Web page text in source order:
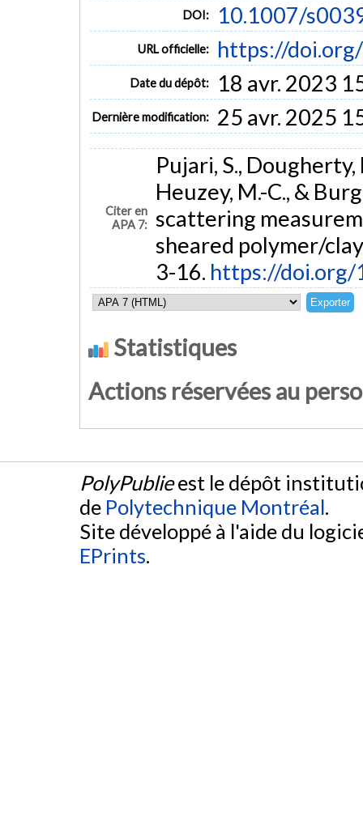
DOI: 10.1007/
URL officielle: https://
Date du dépôt: 18 avr. 2023
Dernière modification: 25 avr. 2025
Citer en
APA 7:
Pujari, S., Dougherty,
Heuzey, M.-C., &
scattering
sheared polymer/
3-16. https://
Statistiques
Actions réservées au
PolyPublieest le dépôt
de Polytechnique Montréal.
Site développé à l'aide du
EPrints.